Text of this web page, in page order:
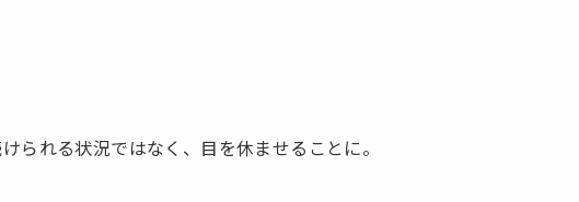
られる状況ではなく、目を休ませることに。